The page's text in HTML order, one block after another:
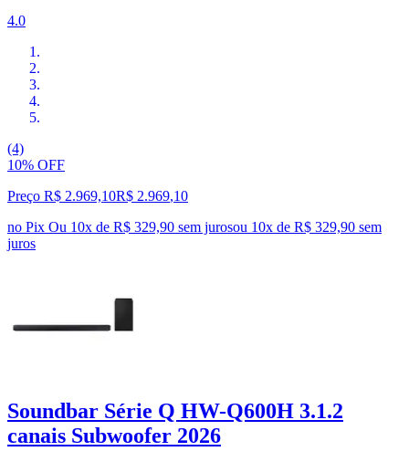
4.0
(4)
10% OFF
Preço R$ 2.969,10R$ 2.969,10
no Pix Ou 10x de R$ 329,90 sem jurosou 10x de R$ 329,90 sem
juros
Soundbar Série Q HW-Q600H 3.1.2
canais Subwoofer 2026